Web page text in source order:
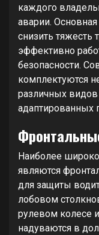
каждого
аварии.
снизить тяжесть
эффективно
безопасности.
комплектуются
различных
адаптированных
Наиболее
являются
для защиты
лобовом
рулевом колесе
надуваются в